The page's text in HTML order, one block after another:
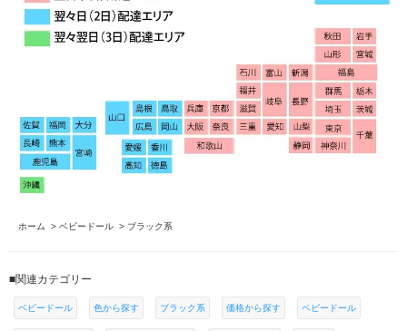
ホーム > ベビードール > ブラック系
■関連カテゴリー
ベビードール 色から探す ブラック系 価格から探す ベビードール